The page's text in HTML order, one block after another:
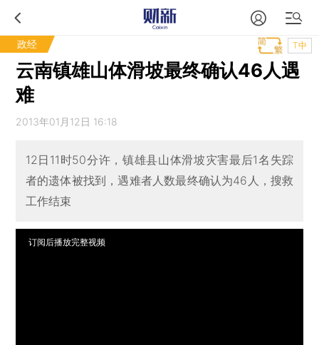
政经 T中
云南镇雄山体滑坡最终确认46人遇
难
2013年01月12日 16:18
12日11时50分许，镇雄县山体滑坡灾害最后1名失踪
者的遗体被找到，遇难者人数最终确认为46人，搜救
工作结束
订阅后播放完整视频